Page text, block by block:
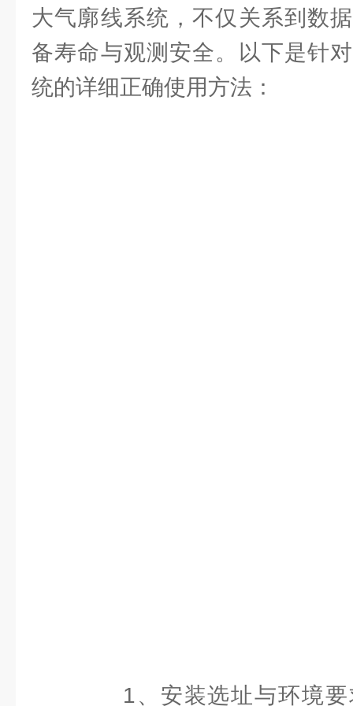
大气廓线系统，不仅关系到数
备寿命与观测安全。以下是针
统的详细正确使用方法：
1、安装选址与环境要